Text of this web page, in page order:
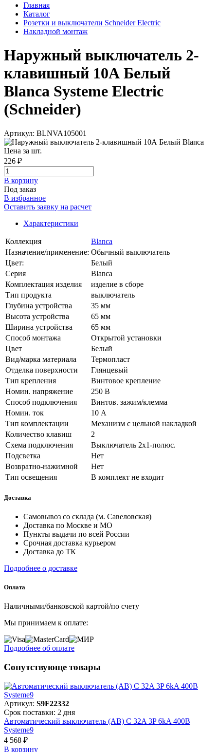
Главная
Каталог
Розетки и выключатели Schneider Electric
Накладной монтаж
Наружный выключатель 2-
клавишный 10А Белый
Blanca Systeme Electric
(Schneider)
Артикул: BLNVA105001
Цена за шт.
226 ₽
В корзинy
Под заказ
В избранное
Оставить заявку на расчет
Характеристики
Коллекция
Blanca
Назначение/применение: Обычный выключатель
Цвет:
Белый
Серия
Blanca
Комплектация изделия
изделие в сборе
Тип продукта
выключатель
Глубина устройства
35 мм
Высота устройства
65 мм
Ширина устройства
65 мм
Способ монтажа
Открытой установки
Цвет
Белый
Вид/марка материала
Термопласт
Отделка поверхности
Глянцевый
Тип крепления
Винтовое крепление
Номин. напряжение
250 В
Способ подключения
Винтов. зажим/клемма
Номин. ток
10 А
Тип комплектации
Механизм с цельной накладкой
Количество клавиш
2
Схема подключения
Выключатель 2х1-полюс.
Подсветка
Нет
Возвратно-нажимной
Нет
Тип освещения
В комплект не входит
Доставка
Самовывоз со склада (м. Савеловская)
Доставка по Москве и МО
Пункты выдачи по всей России
Срочная доставка курьером
Доставка до ТК
Подробнее о доставке
Оплата
Наличными/банковской картой/по счету
Мы принимаем к оплате:
Подробнее об оплате
Сопутствующе товары
Артикул: S9F22332
Срок поставки: 2 дня
Автоматический выключатель (АВ) C 32A 3P 6kA 400В
Systeme9
4 568 ₽
В корзинy